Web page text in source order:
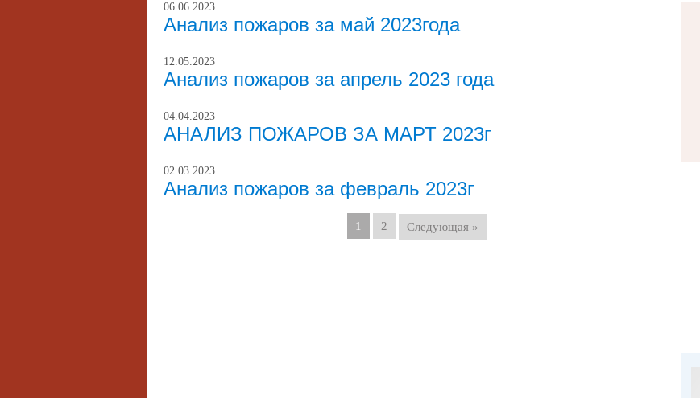
06.06.2023
Анализ пожаров за май 2023года
12.05.2023
Анализ пожаров за апрель 2023 года
04.04.2023
АНАЛИЗ ПОЖАРОВ ЗА МАРТ 2023г
02.03.2023
Анализ пожаров за февраль 2023г
1 2 Следующая »